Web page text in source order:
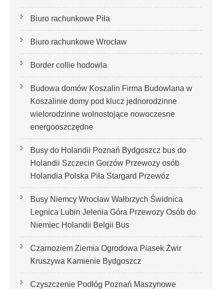
Biuro rachunkowe Piła
Biuro rachunkowe Wrocław
Border collie hodowla
Budowa domów Koszalin Firma Budowlana w
Koszalinie domy pod klucz jednorodzinne
wielorodzinne wolnostojące nowoczesne
energooszczędne
Busy do Holandii Poznań Bydgoszcz bus do
Holandii Szczecin Gorzów Przewozy osób
Holandia Polska Piła Stargard Przewóz
Busy Niemcy Wrocław Wałbrzych Świdnica
Legnica Lubin Jelenia Góra Przewozy Osób do
Niemiec Holandii Belgii Bus
Czarnoziem Ziemia Ogrodowa Piasek Żwir
Kruszywa Kamienie Bydgoszcz
Czyszczenie Podłóg Poznań Maszynowe